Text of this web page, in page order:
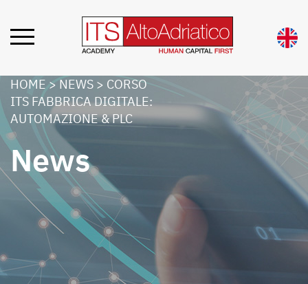
HOME>NEWS > CORSO
ITS FABBRICA DIGITALE:
AUTOMAZIONE & PLC
News